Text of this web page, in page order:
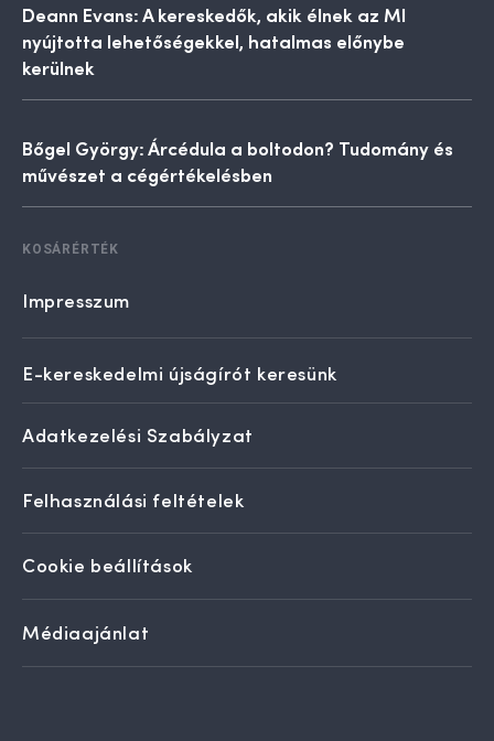
Deann Evans: A kereskedők, akik élnek az MI
nyújtotta lehetőségekkel, hatalmas előnybe
kerülnek
Bőgel György: Árcédula a boltodon? Tudomány és
művészet a cégértékelésben
KOSÁRÉRTÉK
Impresszum
E-kereskedelmi újságírót keresünk
Adatkezelési Szabályzat
Felhasználási feltételek
Cookie beállítások
Médiaajánlat